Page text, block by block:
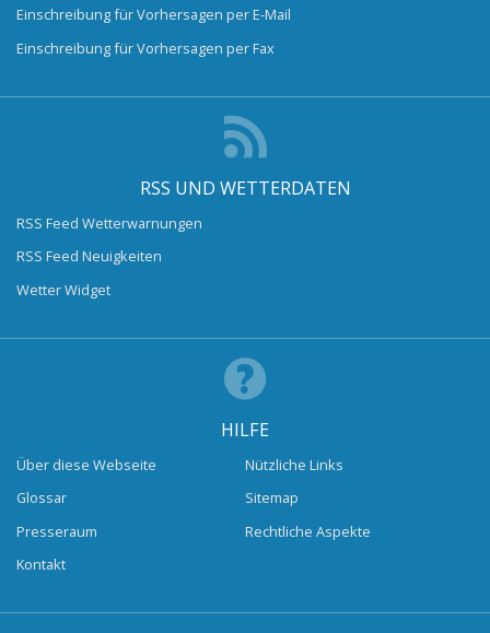
Einschreibung für Vorhersagen per E-Mail
Einschreibung für Vorhersagen per Fax
RSS UND WETTERDATEN
RSS Feed Wetterwarnungen
RSS Feed Neuigkeiten
Wetter Widget
HILFE
Über diese Webseite
Glossar
Presseraum
Kontakt
Nützliche Links
Sitemap
Rechtliche Aspekte